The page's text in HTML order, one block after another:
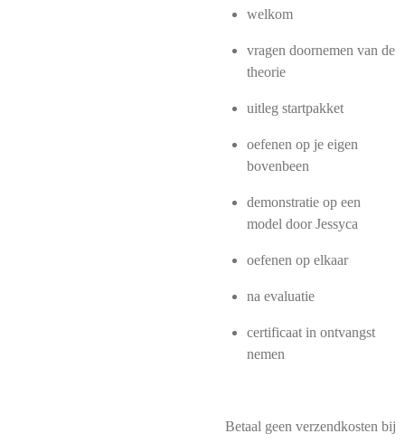
welkom
vragen doornemen van de
theorie
uitleg startpakket
oefenen op je eigen
bovenbeen
demonstratie op een
model door Jessyca
oefenen op elkaar
na evaluatie
certificaat in ontvangst
nemen
Betaal geen verzendkosten bij